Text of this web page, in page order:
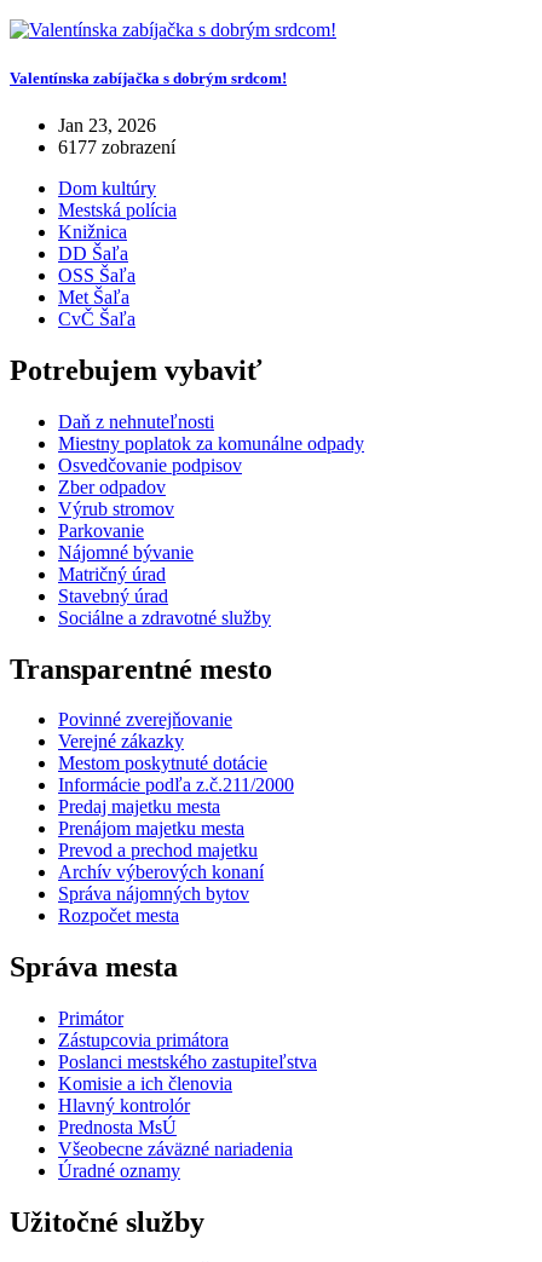
Valentínska zabíjačka s dobrým srdcom!
Jan 23, 2026
6177 zobrazení
Dom kultúry
Mestská polícia
Knižnica
DD Šaľa
OSS Šaľa
Met Šaľa
CvČ Šaľa
Potrebujem vybaviť
Daň z nehnuteľnosti
Miestny poplatok za komunálne odpady
Osvedčovanie podpisov
Zber odpadov
Výrub stromov
Parkovanie
Nájomné bývanie
Matričný úrad
Stavebný úrad
Sociálne a zdravotné služby
Transparentné mesto
Povinné zverejňovanie
Verejné zákazky
Mestom poskytnuté dotácie
Informácie podľa z.č.211/2000
Predaj majetku mesta
Prenájom majetku mesta
Prevod a prechod majetku
Archív výberových konaní
Správa nájomných bytov
Rozpočet mesta
Správa mesta
Primátor
Zástupcovia primátora
Poslanci mestského zastupiteľstva
Komisie a ich členovia
Hlavný kontrolór
Prednosta MsÚ
Všeobecne záväzné nariadenia
Úradné oznamy
Užitočné služby